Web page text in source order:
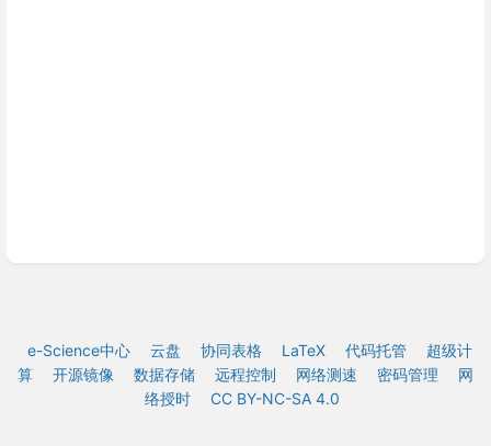
e-Science中心 云盘 协同表格 LaTeX 代码托管
超级计
算
开源镜像 数据存储 远程控制 网络测速 密码管理
网
络授时
CC BY-NC-SA 4.0